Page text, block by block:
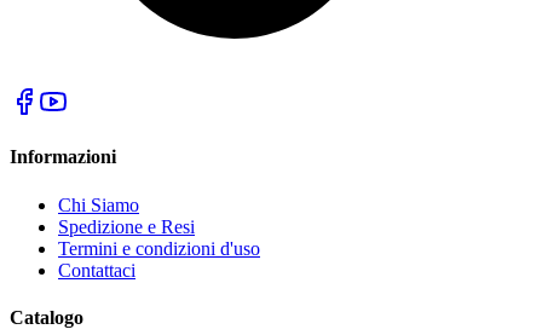
Informazioni
Chi Siamo
Spedizione e Resi
Termini e condizioni d'uso
Contattaci
Catalogo